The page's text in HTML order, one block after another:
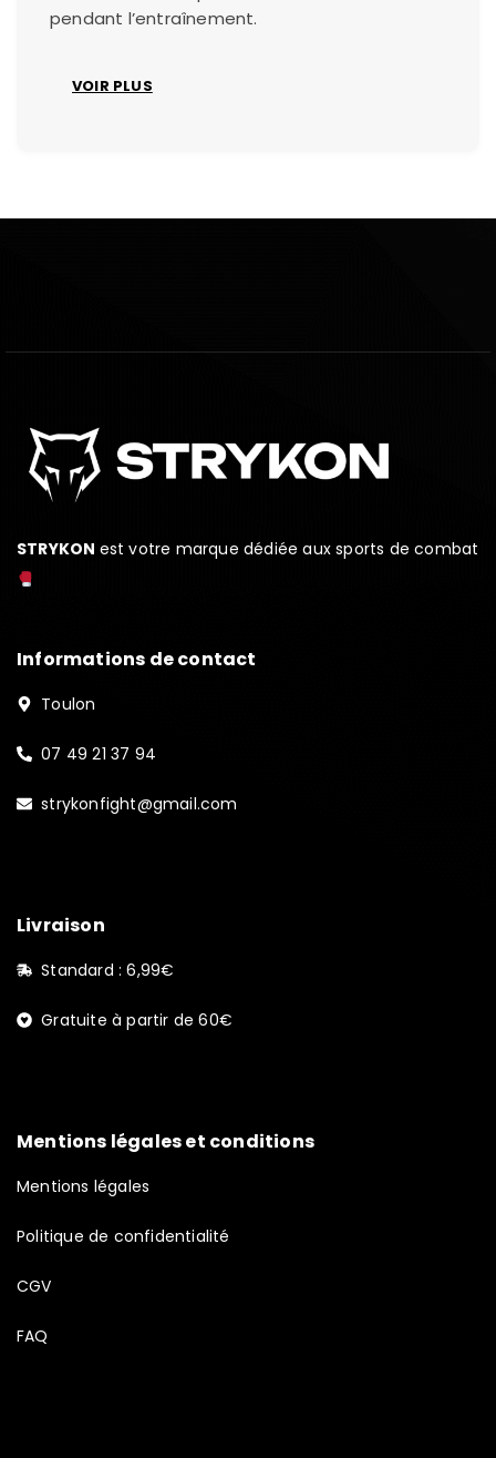
pendant l’entraînement.
VOIR PLUS
STRYKON est votre marque dédiée aux sports de combat
Informations de contact
Toulon
07 49 21 37 94
strykonfight@gmail.com
Livraison
Standard : 6,99€
Gratuite à partir de 60€
Mentions légales et conditions
Mentions légales
Politique de confidentialité
CGV
FAQ